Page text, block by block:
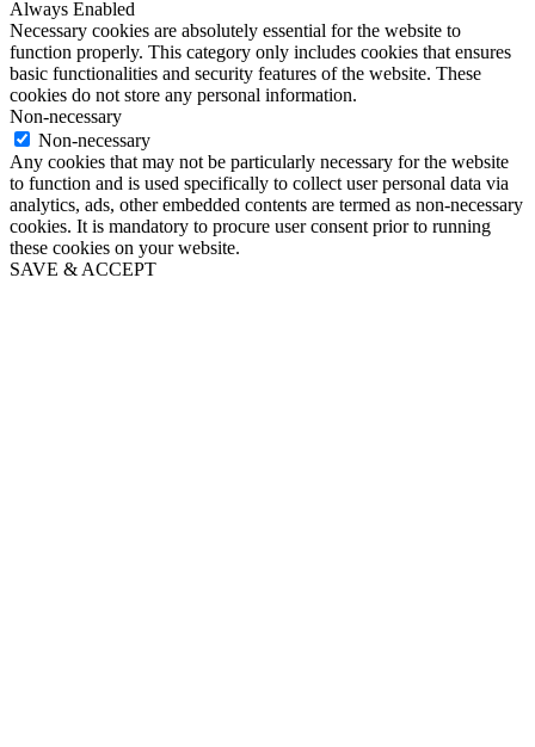
Always Enabled
Necessary cookies are absolutely essential for the website to
function properly. This category only includes cookies that ensures
basic functionalities and security features of the website. These
cookies do not store any personal information.
Non-necessary
Non-necessary
Any cookies that may not be particularly necessary for the website
to function and is used specifically to collect user personal data via
analytics, ads, other embedded contents are termed as non-necessary
cookies. It is mandatory to procure user consent prior to running
these cookies on your website.
SAVE & ACCEPT